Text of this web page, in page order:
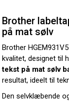
Brother
på mat sølv
Brother
kvalitet, designet til
tekst på mat sølv
resultat, ideelt til
Den selvklæbende